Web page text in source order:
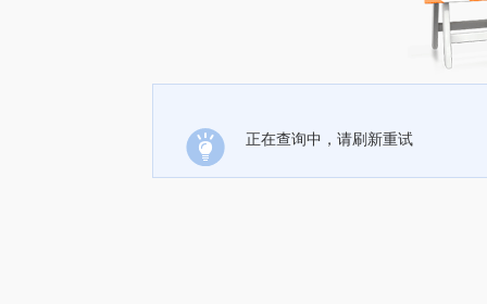
正在查询中，请刷新重试